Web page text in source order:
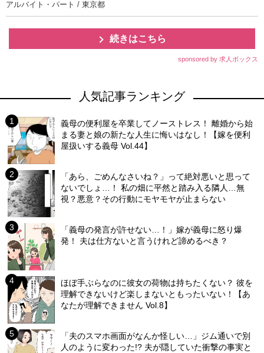
アルバイト・パート / 東京都
続きはこちら
sponsored by 求人ボックス
人気記事ランキング
義母の便利屋を卒業してノーストレス！ 離婚から始
まる妻と娘の新たな人生に悔いはなし！【嫁を便利
屋扱いする義母 Vol.44】
「あら、ごめんなさいね？」って絶対悪いと思って
ないでしょ…！ 私の畑に平然と踏み入る隣人…無
視？悪意？その行動にモヤモヤが止まらない
「義母の発言が許せない…！」嫁が義母に怒り爆
発！ 夫は仕方ないと言うけれど諦めるべき？
ほぼ手ぶらなのに彼女の荷物は持ちたくない？ 彼を
理解できないけど楽しまないともったいない！【あ
なたが理解できません Vol.8】
「夫のスマホ画面がなんか怪しい…」ジム通いで別
人のように変わった!? 夫が隠していた衝撃の事実と